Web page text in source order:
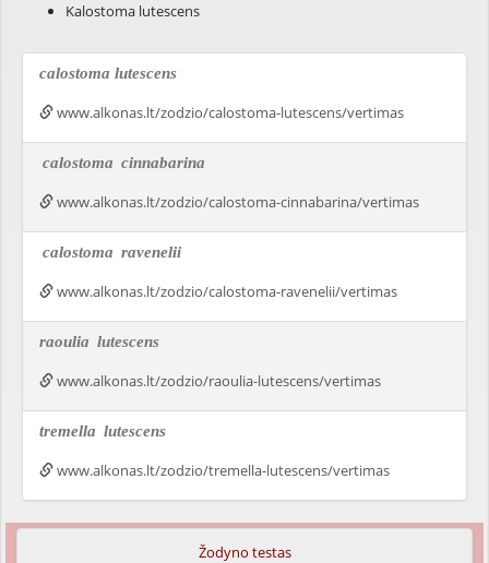
Kalostoma lutescens
calostoma lutescens
www.alkonas.lt/zodzio/calostoma-lutescens/vertimas
calostoma cinnabarina
www.alkonas.lt/zodzio/calostoma-cinnabarina/vertimas
calostoma ravenelii
www.alkonas.lt/zodzio/calostoma-ravenelii/vertimas
raoulia lutescens
www.alkonas.lt/zodzio/raoulia-lutescens/vertimas
tremella lutescens
www.alkonas.lt/zodzio/tremella-lutescens/vertimas
Žodyno testas